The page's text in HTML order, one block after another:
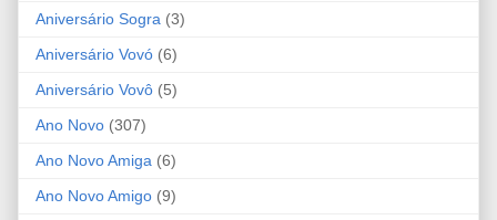
Aniversário Sogra (3)
Aniversário Vovó (6)
Aniversário Vovô (5)
Ano Novo (307)
Ano Novo Amiga (6)
Ano Novo Amigo (9)